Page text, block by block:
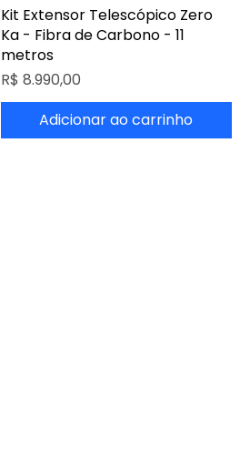
Kit Extensor Telescópico Zero
Ka - Fibra de Carbono - 11
metros
Preço
R$ 8.990,00
Adicionar ao carrinho